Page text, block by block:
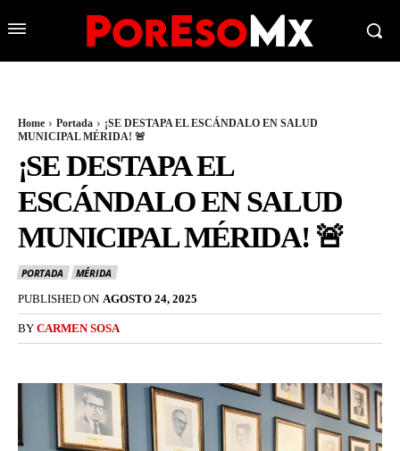
Home Portada
¡SE DESTAPA EL ESCÁNDALO EN SALUD
MUNICIPAL MÉRIDA! 🚨
¡SE DESTAPA EL
ESCÁNDALO EN SALUD
MUNICIPAL MÉRIDA! 🚨
PORTADA
MÉRIDA
PUBLISHED ON AGOSTO 24, 2025
BY CARMEN SOSA